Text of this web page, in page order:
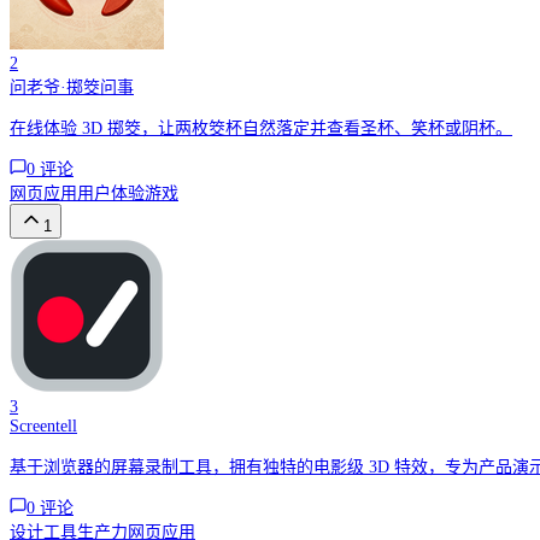
2
问老爷·掷筊问事
在线体验 3D 掷筊，让两枚筊杯自然落定并查看圣杯、笑杯或阴杯。
0 评论
网页应用 用户体验游戏
1
3
Screentell
基于浏览器的屏幕录制工具，拥有独特的电影级 3D 特效，专为产品演
0 评论
设计工具生产力 网页应用